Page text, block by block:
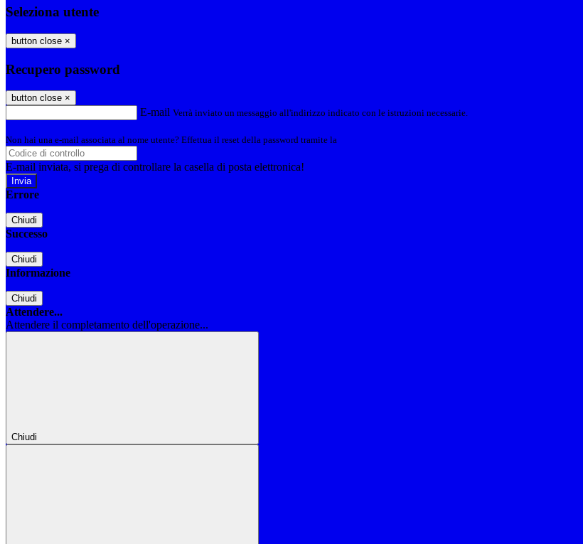
Seleziona utente
button close ×
Recupero password
button close ×
E-mail Verrà inviato un messaggio all'indirizzo indicato con le istruzioni necessarie.
Non hai una e-mail associata al nome utente? Effettua il reset della password tramite la
E-mail inviata, si prega di controllare la casella di posta elettronica!
Errore
Chiudi
Successo
Chiudi
Informazione
Chiudi
Attendere...
Attendere il completamento dell'operazione...
Chiudi